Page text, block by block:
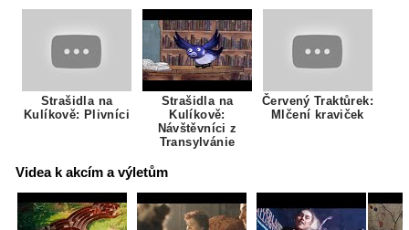
Strašidla na
Kulíkově: Plivníci
Strašidla na
Kulíkově:
Návštěvníci z
Transylvánie
Červený Traktůrek:
Mlčení kraviček
Videa k akcím a výletům